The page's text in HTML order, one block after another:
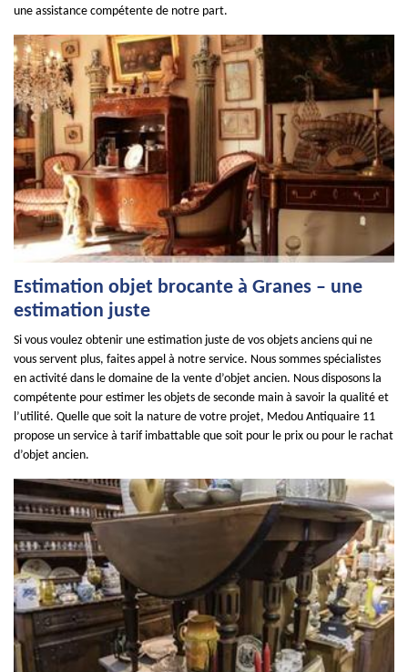
une assistance compétente de notre part.
Estimation objet brocante à Granes – une
estimation juste
Si vous voulez obtenir une estimation juste de vos objets anciens qui ne
vous servent plus, faites appel à notre service. Nous sommes spécialistes
en activité dans le domaine de la vente d’objet ancien. Nous disposons la
compétente pour estimer les objets de seconde main à savoir la qualité et
l’utilité. Quelle que soit la nature de votre projet, Medou Antiquaire 11
propose un service à tarif imbattable que soit pour le prix ou pour le rachat
d’objet ancien.